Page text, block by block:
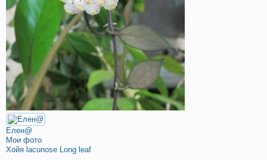
Елен@
Мои фото
Хойя lacunose Long leaf